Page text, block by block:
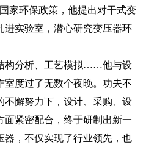
家环保政策，他提出对干式变
进实验室，潜心研究变压器环
分析、工艺模拟……他与设
度过了无数个夜晚。功夫不
不懈努力下，设计、采购、设
紧密配合，终于研制出新一
器，不仅实现了行业领先，也